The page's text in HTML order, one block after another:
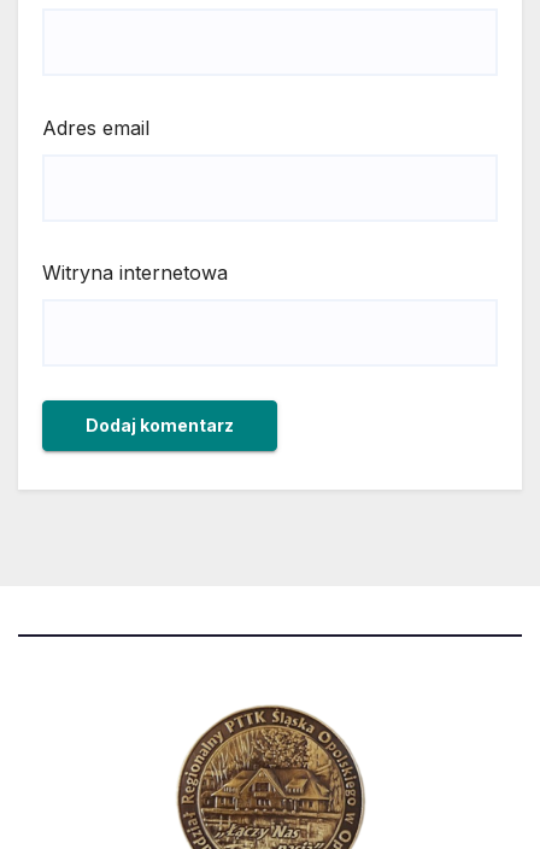
Adres email
Witryna internetowa